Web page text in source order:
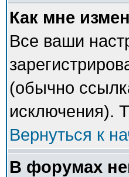
Как мне
Все ваши
(обычно
исключения).
Вернуться к
В форумах